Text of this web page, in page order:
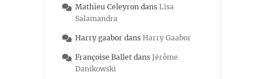
Mathieu Celeyron dans Lisa
Salamandra
Harry gaabor dans Harry Gaabor
Françoise Ballet dans Jérôme
Danikowski